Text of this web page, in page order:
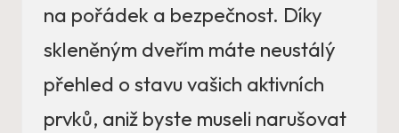
na pořádek a bezpečnost. Díky
skleněným dveřím máte neustálý
přehled o stavu vašich aktivních
prvků, aniž byste museli narušovat